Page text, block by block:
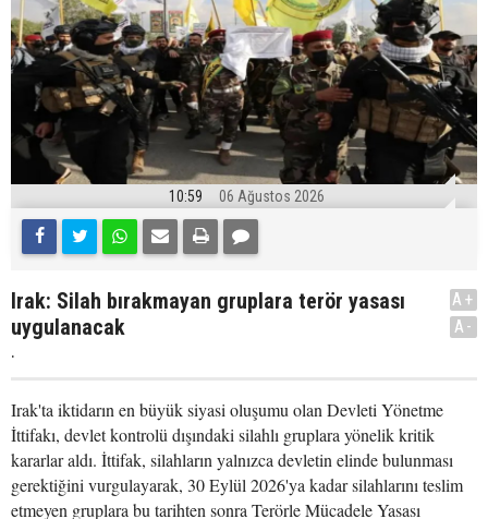
10:59 06 Ağustos 2026
Irak: Silah bırakmayan gruplara terör yasası
uygulanacak
.
A+
A-
Irak'ta iktidarın en büyük siyasi oluşumu olan Devleti Yönetme
İttifakı, devlet kontrolü dışındaki silahlı gruplara yönelik kritik
kararlar aldı. İttifak, silahların yalnızca devletin elinde bulunması
gerektiğini vurgulayarak, 30 Eylül 2026'ya kadar silahlarını teslim
etmeyen gruplara bu tarihten sonra Terörle Mücadele Yasası